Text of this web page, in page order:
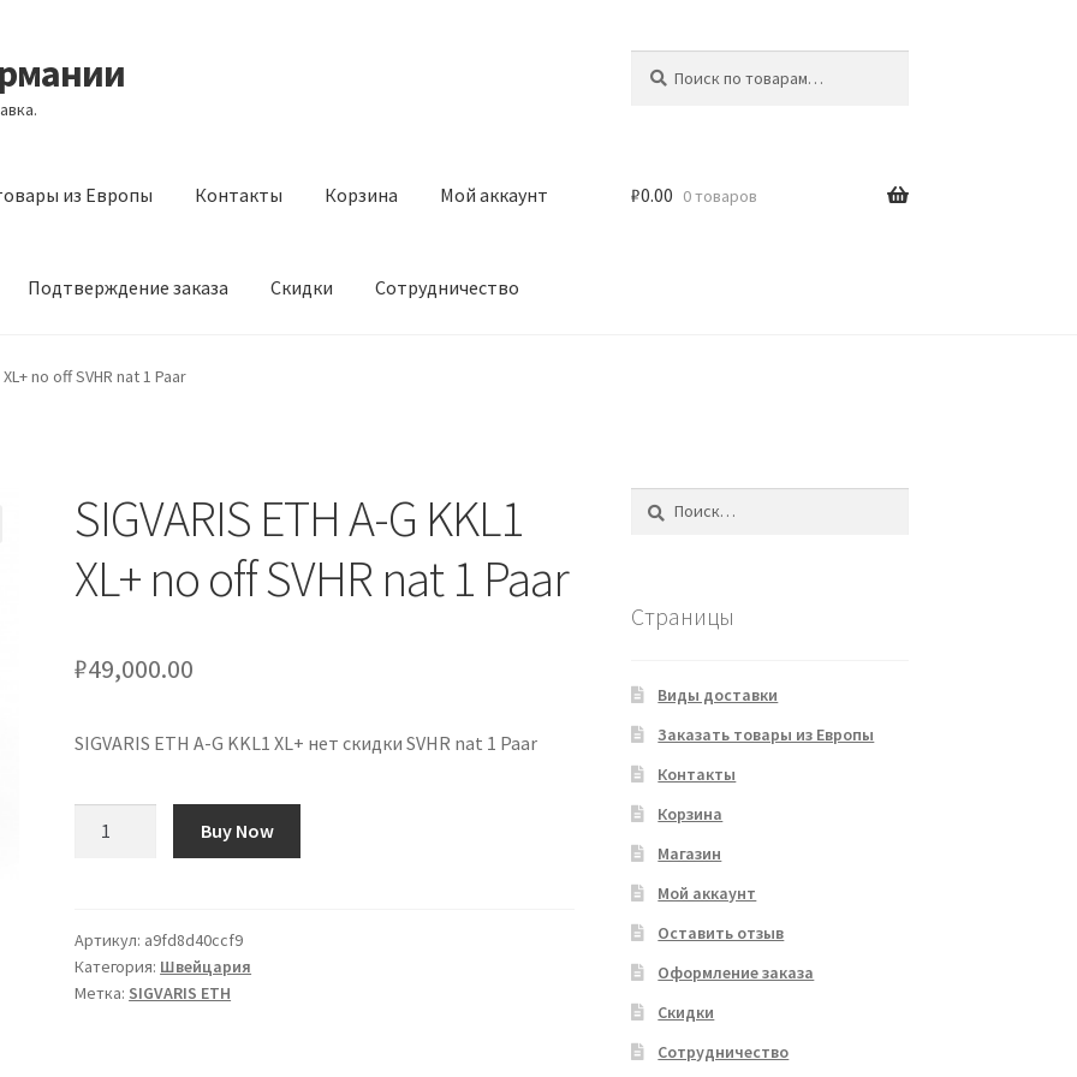
из Европы Контакты Корзина Мой аккаунт
Подтверждение заказа Скидки Сотрудничество
Европы Контакты
₽0.00 0 товаров
XL+ no off SVHR nat 1 Paar
SIGVARIS ETH A-G KKL1
XL+ no off SVHR nat 1 Paar
₽49,000.00
SIGVARIS ETH A-G KKL1 XL+ нет скидки SVHR nat 1 Paar
A-
G
KKL1
Buy Now
Артикул: a9fd8d40ccf9
Категория: Швейцария
Метка: SIGVARIS ETH
Страницы
Виды доставки
Заказать товары из Европы
Контакты
Корзина
Магазин
Мой аккаунт
Оставить отзыв
Оформление заказа
Скидки
Сотрудничество